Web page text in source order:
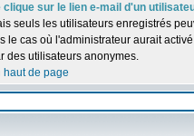
clique sur le lien e-mail d'un
seuls les utilisateurs enregistrés
le cas où l'administrateur aurait
des utilisateurs anonymes.
haut de page